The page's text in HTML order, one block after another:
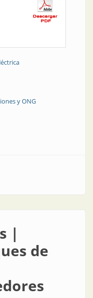
y ONG
en movimiento: ABB
|
de